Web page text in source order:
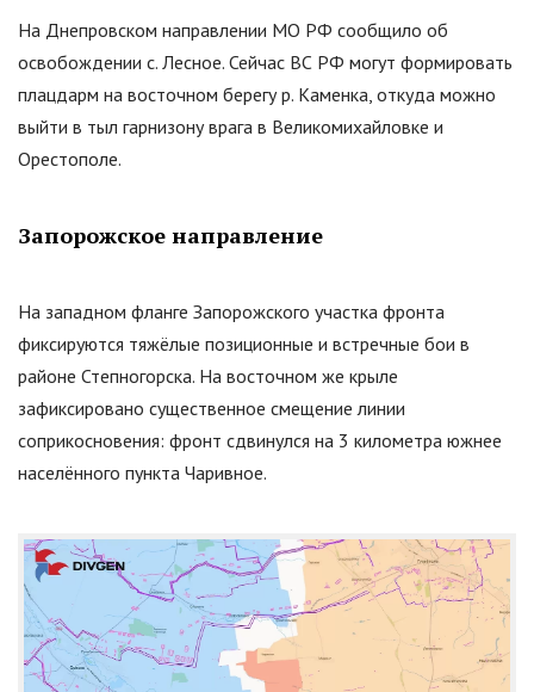
На Днепровском направлении МО РФ сообщило об
освобождении с. Лесное. Сейчас ВС РФ могут формировать
плацдарм на восточном берегу р. Каменка, откуда можно
выйти в тыл гарнизону врага в Великомихайловке и
Орестополе.
Запорожское направление
На западном фланге Запорожского участка фронта
фиксируются тяжёлые позиционные и встречные бои в
районе Степногорска. На восточном же крыле
зафиксировано существенное смещение линии
соприкосновения: фронт сдвинулся на 3 километра южнее
населённого пункта Чаривное.